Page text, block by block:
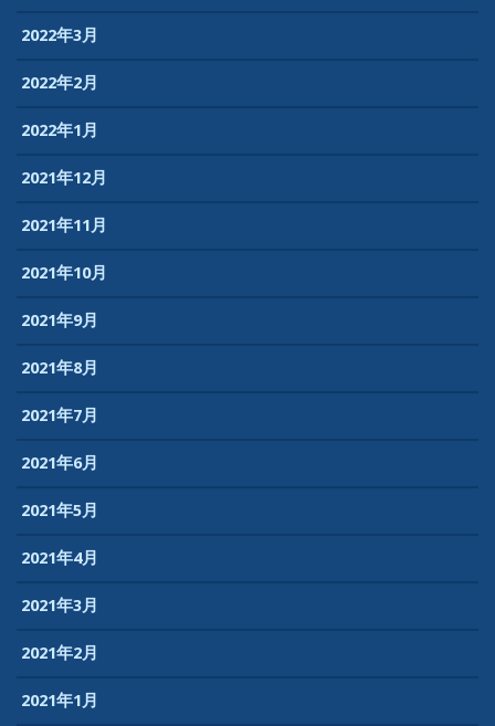
2022年3月
2022年2月
2022年1月
2021年12月
2021年11月
2021年10月
2021年9月
2021年8月
2021年7月
2021年6月
2021年5月
2021年4月
2021年3月
2021年2月
2021年1月